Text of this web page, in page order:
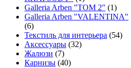
Galleria Arben "TOM 2" (1)
Galleria Arben "VALENTINA"
(6)
Текстиль для интерьера (54)
Аксессуары (32)
Жалюзи (7)
Карнизы (40)